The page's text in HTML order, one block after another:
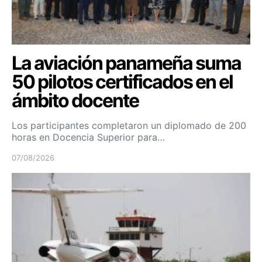
La aviación panameña suma
50 pilotos certificados en el
ámbito docente
Los participantes completaron un diplomado de 200
horas en Docencia Superior para…
07/08/2026